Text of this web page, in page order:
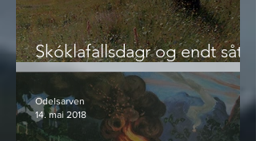
Skóklafallsdagr og endt såtid
- hva pinsen egentlig er
Odelsarven
14. mai 2018